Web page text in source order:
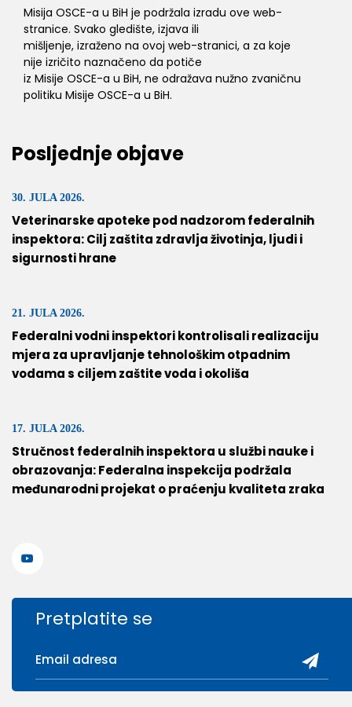
Misija OSCE-a u BiH je podržala izradu ove web-
stranice. Svako gledište, izjava ili
mišljenje, izraženo na ovoj web-stranici, a za koje
nije izričito naznačeno da potiče
iz Misije OSCE-a u BiH, ne odražava nužno zvaničnu
politiku Misije OSCE-a u BiH.
Posljednje objave
30. JULA 2026.
Veterinarske apoteke pod nadzorom federalnih
inspektora: Cilj zaštita zdravlja životinja, ljudi i
sigurnosti hrane
21. JULA 2026.
Federalni vodni inspektori kontrolisali realizaciju
mjera za upravljanje tehnološkim otpadnim
vodama s ciljem zaštite voda i okoliša
17. JULA 2026.
Stručnost federalnih inspektora u službi nauke i
obrazovanja: Federalna inspekcija podržala
međunarodni projekat o praćenju kvaliteta zraka
Pretplatite se